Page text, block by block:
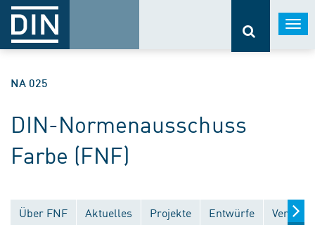
NA 025
DIN-Normenausschuss
Farbe (FNF)
Über FNF Aktuelles Projekte Entwürfe